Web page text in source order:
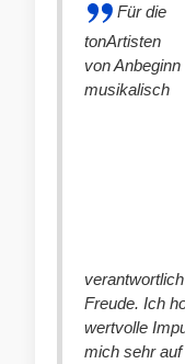
Für die
tonArtisten
von Anbeginn
musikalisch
Freude. Ich
wertvolle
mich sehr